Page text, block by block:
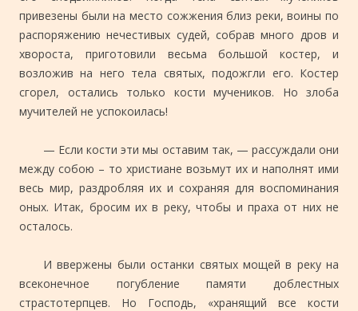
привезены были на место сожжения близ реки, воины по
распоряжению нечестивых судей, собрав много дров и
хвороста, приготовили весьма большой костер, и
возложив на него тела святых, подожгли его. Костер
сгорел, остались только кости мучеников. Но злоба
мучителей не успокоилась!
— Если кости эти мы оставим так, — рассуждали они
между собою – то христиане возьмут их и наполнят ими
весь мир, раздробляя их и сохраняя для воспоминания
оных. Итак, бросим их в реку, чтобы и праха от них не
осталось.
И ввержены были останки святых мощей в реку на
всеконечное погубление памяти доблестных
страстотерпцев. Но Господь, «хранящий все кости